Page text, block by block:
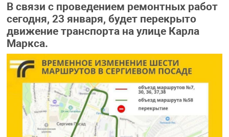
В связи с проведением ремонтных работ
сегодня, 23 января, будет перекрыто
движение транспорта на улице Карла
Маркса.